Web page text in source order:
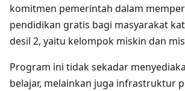
komitmen pemerintah dalam
pendidikan gratis bagi masyarakat
desil 2, yaitu kelompok miskin dan
Program ini tidak sekadar
belajar, melainkan juga infrastruktur